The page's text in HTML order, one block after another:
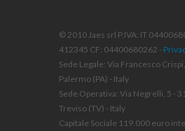
© 2010 Jaes srl P.IVA: IT
412345 CF: 04400680262 -
Sede Legale: Via Francesco
Palermo (PA) - Italy
Sede Operativa: Via Negrelli, 5 -
Treviso (TV) - Italy
Capitale Sociale 119.000 euro